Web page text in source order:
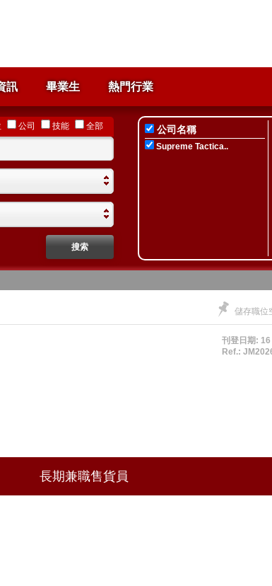
訊 畢業生 熱門行業
公司 技能 全部 公司名稱
Supreme Tactica..
儲存職位
刊登日期:
Ref.:
長期兼職售貨員